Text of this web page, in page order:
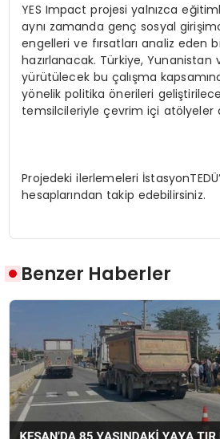
YES Impact projesi yalnızca
aynı zamanda genç sosyal
engelleri ve fırsatları analiz eden
hazırlanacak. Türkiye, Yunanistan
yürütülecek bu çalışma
yönelik politika önerileri
temsilcileriyle çevrim içi atölyeler
Projedeki ilerlemeleri
hesaplarından takip edebilirsiniz.
Benzer Haberler